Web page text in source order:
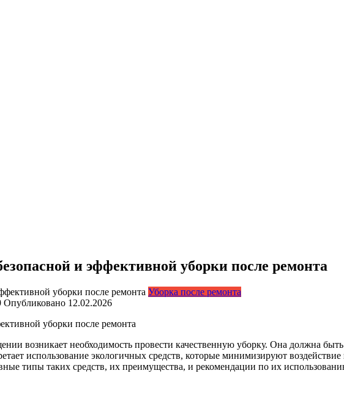
и эффективной уборки после ремонта
Уборка после ремонта
Опубликовано 12.02.2026
уборки после ремонта
возникает необходимость провести качественную уборку. Она должна
использование экологичных средств, которые минимизируют
типы таких средств, их преимущества, и рекомендации по их